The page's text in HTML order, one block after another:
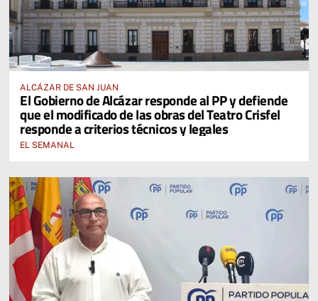
ALCÁZAR DE SAN JUAN
El Gobierno de Alcázar responde al PP y defiende
que el modificado de las obras del Teatro Crisfel
responde a criterios técnicos y legales
EL SEMANAL